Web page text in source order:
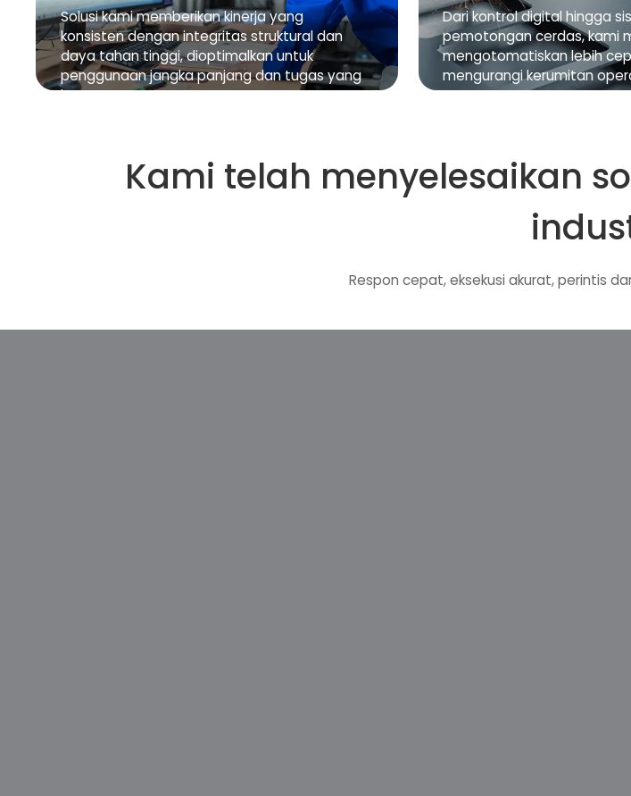
Solusi kami memberikan kinerja yang
konsisten dengan integritas struktural dan
daya tahan tinggi, dioptimalkan untuk
penggunaan jangka panjang dan tugas yang
berat.
Dari kontrol digital hingga
pemotongan cerdas, kami
mengotomatiskan lebih
mengurangi kerumitan
Kami telah menyelesaikan
Respon cepat, eksekusi akurat, perintis